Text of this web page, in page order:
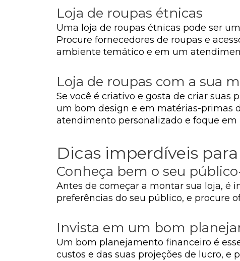
Loja de roupas étnicas
Uma loja de roupas étnicas pode ser
Procure fornecedores de roupas e
ambiente temático e em um
Loja de roupas com a sua
Se você é criativo e gosta de criar suas
um bom design e em matérias-primas
atendimento personalizado e foque em
Dicas imperdíveis
Conheça bem o seu
Antes de começar a montar sua loja, é
preferências do seu público, e procure
Invista em um bom
Um bom planejamento financeiro é
custos e das suas projeções de lucro, e